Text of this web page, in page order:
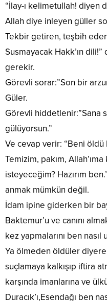
“İlay-ı kelimetullah! diyen
Allah diye inleyen güller
Tekbir getiren, teşbih
Susmayacak Hakk’ın
gerekir.
Görevli sorar:”Son bir
Güler.
Görevli hiddetlenir:”Sana
gülüyorsun.”
Ve cevap verir: “Beni
Temizim, pakım,
isteyeceğim? Hazırım
anmak mümkün değil.
İdam ipine giderken bir
Baktemur’u ve canını
kez yapmalarını ben nasıl
Ya ölmeden öldüler
suçlamaya kalkışıp iftira
karşında imanlarına ve
Duracık’ı,Esendağı ben